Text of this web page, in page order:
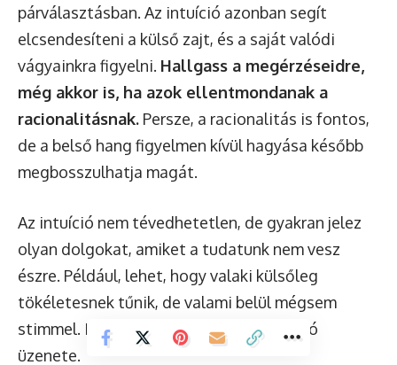
párválasztásban. Az intuíció azonban segít
elcsendesíteni a külső zajt, és a saját valódi
vágyainkra figyelni. Hallgass a megérzéseidre,
még akkor is, ha azok ellentmondanak a
racionalitásnak. Persze, a racionalitás is fontos,
de a belső hang figyelmen kívül hagyása később
megbosszulhatja magát.
Az intuíció nem tévedhetetlen, de gyakran jelez
olyan dolgokat, amiket a tudatunk nem vesz
észre. Például, lehet, hogy valaki külsőleg
tökéletesnek tűnik, de valami belül mégsem
stimmel. Ez a „valami” gyakran az intuíció
üzenete.